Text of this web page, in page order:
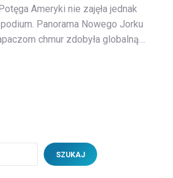
Ameryki nie zajęła jednak
Panorama Nowego Jorku
chmur zdobyła globalną…
SZUKAJ